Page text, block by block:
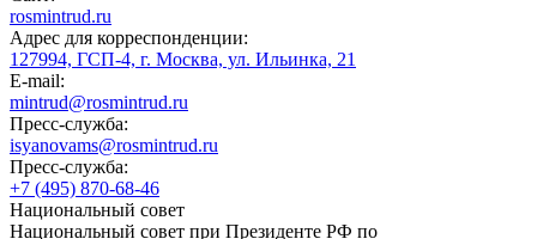
rosmintrud.ru
Адрес для корреспонденции:
127994, ГСП-4, г. Москва, ул. Ильинка, 21
E-mail:
mintrud@rosmintrud.ru
Пресс-служба:
isyanovams@rosmintrud.ru
Пресс-служба:
+7 (495) 870-68-46
Национальный совет
Национальный совет при Президенте РФ по